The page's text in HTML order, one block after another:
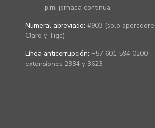
p.m. jornada continua.
Numeral abreviado: #903 (solo
Claro y Tigo)
Línea anticorrupción: +57 601 594 0200
extensiones 2334 y 3623